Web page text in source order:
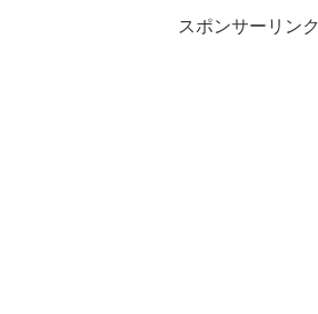
スポンサーリンク